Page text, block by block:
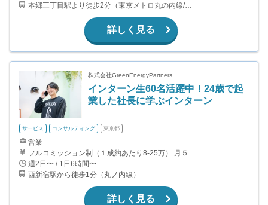
本郷三丁目駅より徒歩2分（東京メトロ丸の内線/都営地下鉄大江戸線）
詳しく見る
株式会社GreenEnergyPartners
インターン生60名活躍中！24歳で起
業した社長に学ぶインターン
サービス コンサルティング 東京都
営業
フルコミッション制（１成約あたり8-25万） 月５０万以上稼ぐインターン生も多数います！ ■収入例 ○入社１ヶ月目（明治大学2年生） 役職：アポインター 月間１契約×８万円＝８万円 ＋交通費 ○入社３ヶ月目（東京大学２年生） 役職：アポインター（ランク：ブロンズ） 月間３契約×10万円＝30万円 ＋交通費 ○入社６ヶ月目（早稲田大学３年生） 役職：アポインター（ランク：シルバー） 月間５契約×12万円＝60万円 ＋交通費 ○入社15ヶ月目（慶應大学３年生） 役職：クローザー 月間３契約×25万＝75万円 ＋交通費
週2日〜 / 1日6時間〜
西新宿駅から徒歩1分（丸ノ内線）
詳しく見る